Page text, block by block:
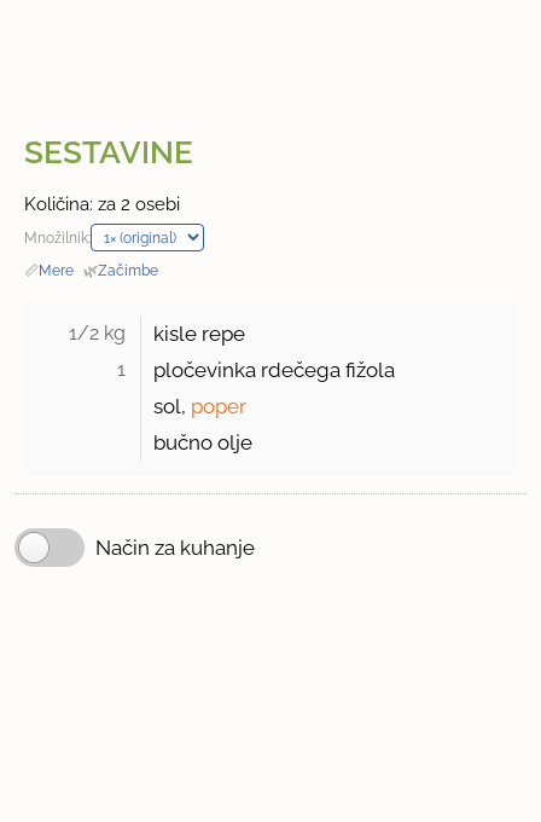
SESTAVINE
Količina: za 2 osebi
Množilnik:
📏Mere · 🌿Začimbe
1/2 kg kisle repe
1
pločevinka rdečega fižola
sol, poper
bučno olje
Način za kuhanje